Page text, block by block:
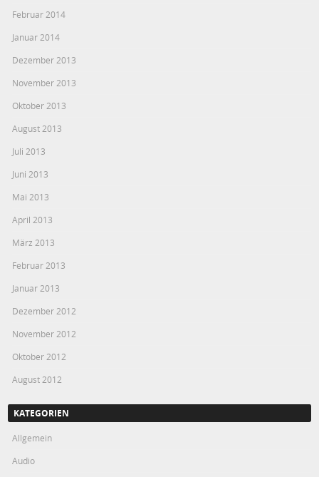
Februar 2014
Januar 2014
Dezember 2013
November 2013
Oktober 2013
August 2013
Juli 2013
Juni 2013
Mai 2013
April 2013
März 2013
Februar 2013
Januar 2013
Dezember 2012
November 2012
Oktober 2012
August 2012
KATEGORIEN
Allgemein
Audio